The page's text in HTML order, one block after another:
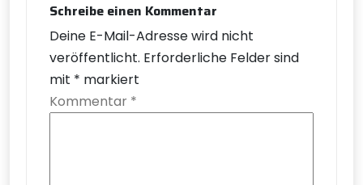
Schreibe einen Kommentar
Deine E-Mail-Adresse wird nicht
veröffentlicht. Erforderliche Felder sind
mit * markiert
Kommentar *